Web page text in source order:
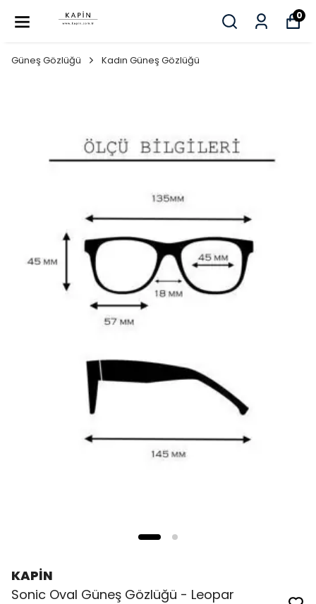
0
Güneş Gözlüğü Kadın Güneş Gözlüğü
KAPİN
Sonic Oval Güneş Gözlüğü - Leopar